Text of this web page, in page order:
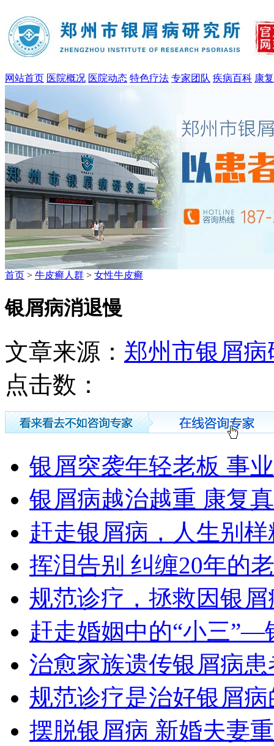
网站首页 医院概况 医院动态 特色疗法 专家团队 疾病百科 康
首页 > 牛皮癣人群 > 女性牛皮癣
银屑病消退慢
文章来源： 郑州市银屑病
点击数：
银屑突袭年轻老板 事
银屑病越治越重 康复
赶走银屑病，人生别
挥泪告别 纠缠20年的
规范诊疗，拯救因银
赶走婚姻中的“小三”—
治愈家族遗传银屑病
规范诊疗是治好银屑
摆脱银屑病 新婚夫妻